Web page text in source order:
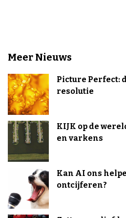
Meer Nieuws
Picture Perfect:
resolutie
KIJK op de
en varkens
Kan AI ons
ontcijferen?